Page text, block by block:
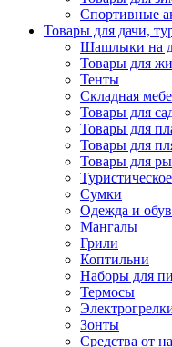
Спортивные
Товары для дачи,
Шашлыки на
Товары для
Тенты
Складная
Товары для
Товары для
Товары для
Товары для
Сумки
Одежда и
Мангалы
Грили
Коптильни
Наборы для
Термосы
Зонты
Средства от